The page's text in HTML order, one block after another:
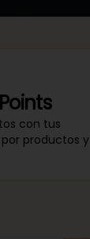
con tus
productos y